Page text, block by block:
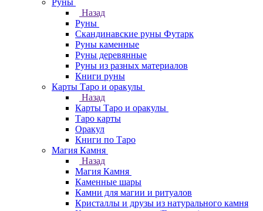
Руны
Назад
Руны
Скандинавские руны Футарк
Руны каменные
Руны деревянные
Руны из разных материалов
Книги руны
Карты Таро и оракулы
Назад
Карты Таро и оракулы
Таро карты
Оракул
Книги по Таро
Магия Камня
Назад
Магия Камня
Каменные шары
Камни для магии и ритуалов
Кристаллы и друзы из натурального камня